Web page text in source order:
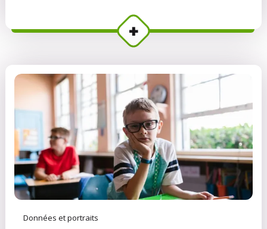
Données et portraits